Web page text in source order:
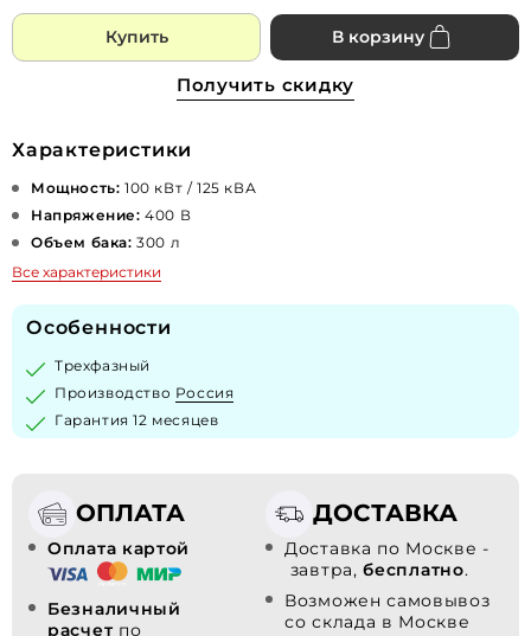
Купить В корзину
Получить скидку
Характеристики
Мощность: 100 кВт / 125 кВА
Напряжение: 400 В
Объем бака: 300 л
Все характеристики
Особенности
Трехфазный
Производство Россия
Гарантия 12 месяцев
ОПЛАТА
Оплата картой
Безналичный
расчет по
ДОСТАВКА
Доставка по Москве -
завтра,бесплатно.
Возможен самовывоз
со склада в Москве